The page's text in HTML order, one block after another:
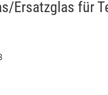
Ersatzglas für